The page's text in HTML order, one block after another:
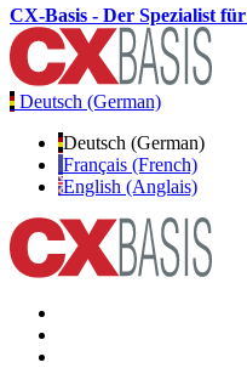
CX-Basis - Der Spezialist
Deutsch (German)
Deutsch (German)
Français (French)
English (Anglais)